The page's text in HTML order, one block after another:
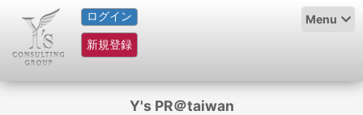
ログイン
新規登録
Menu
HOME
サービス紹介
Y's PR＠taiwan